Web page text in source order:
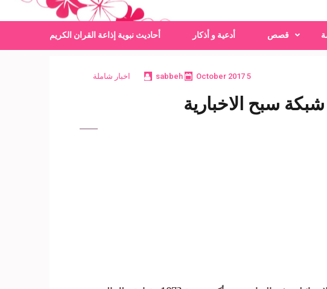
قصص أدعية و أذكار أحاديث نبوية إذاعة القران الكريم
5 October 2017
sabbeh اخبار شاملة
سبح الاخبارية